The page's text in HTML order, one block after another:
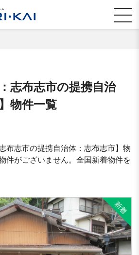
志布志市の提携自治
物件一覧
布志市の提携自治体：志布志市】物
件がございません。全国新着物件を